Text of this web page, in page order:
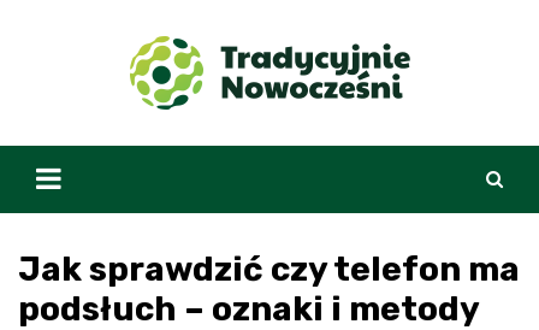
Jak sprawdzić czy telefon ma
podsłuch – oznaki i metody